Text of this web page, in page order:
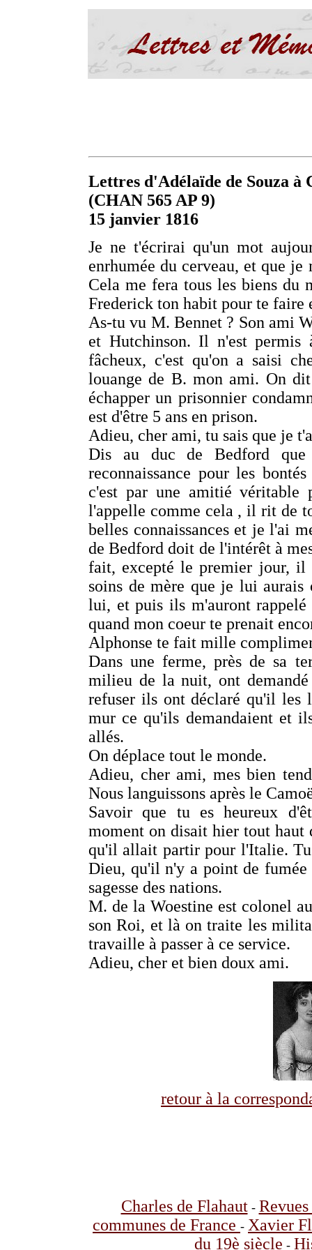
Lettres d'Adélaïde de Souza à
(CHAN 565 AP 9)
15 janvier 1816
Je ne t'écrirai qu'un mot
enrhumée du cerveau, et que je
Cela me fera tous les biens du
Frederick ton habit pour te faire
As-tu vu M. Bennet ? Son ami
et Hutchinson. Il n'est
fâcheux, c'est qu'on a saisi
louange de B. mon ami. On
échapper un prisonnier
est d'être 5 ans en prison.
Adieu, cher ami, tu sais que je
Dis au duc de Bedford
reconnaissance pour les
c'est par une amitié
l'appelle comme cela , il rit de
belles connaissances et je l'ai
de Bedford doit de l'intérêt à
fait, excepté le premier jour, il
soins de mère que je lui
lui, et puis ils m'auront
quand mon coeur te prenait
Alphonse te fait mille
Dans une ferme, près de sa
milieu de la nuit, ont
refuser ils ont déclaré qu'il les
mur ce qu'ils demandaient et
allés.
On déplace tout le monde.
Adieu, cher ami, mes bien
Nous languissons après le
Savoir que tu es heureux
moment on disait hier tout haut
qu'il allait partir pour l'Italie.
Dieu, qu'il n'y a point de fumée
sagesse des nations.
M. de la Woestine est colonel
son Roi, et là on traite les
travaille à passer à ce service.
Adieu, cher et bien doux ami.
retour à la
Charles de Flahaut-
communes de France - Xavier
du 19è siècle -